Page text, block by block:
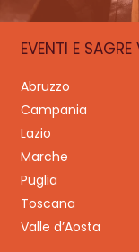
EVENTI E
Abruzzo
Campania
Lazio
Marche
Puglia
Toscana
Valle d’Aosta